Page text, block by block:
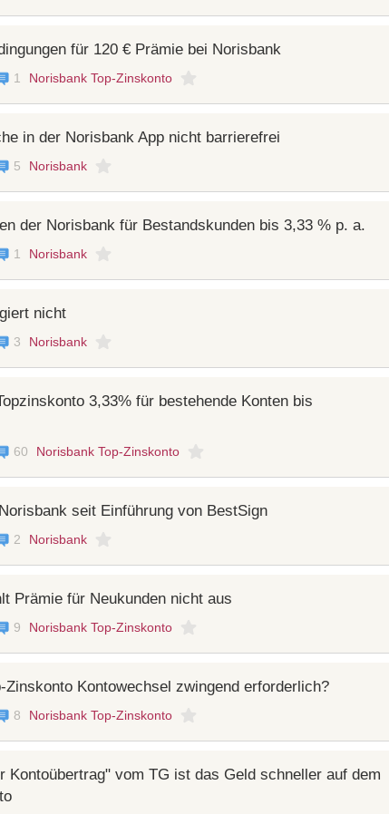
für 120 € Prämie bei Norisbank
1 Norisbank Top-Zinskonto
in der Norisbank App nicht barrierefrei
5 Norisbank
der Norisbank für Bestandskunden bis 3,33 % p. a.
1 Norisbank
nicht
3 Norisbank
3,33% für bestehende Konten bis
60 Norisbank Top-Zinskonto
seit Einführung von BestSign
2 Norisbank
Prämie für Neukunden nicht aus
9 Norisbank Top-Zinskonto
Zinskonto Kontowechsel zwingend erforderlich?
8 Norisbank Top-Zinskonto
Kontoübertrag" vom TG ist das Geld schneller auf dem